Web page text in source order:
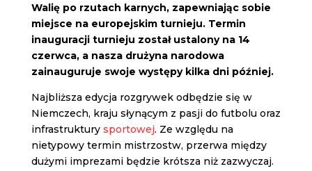
Walię po rzutach karnych, zapewniając sobie
miejsce na europejskim turnieju. Termin
inauguracji turnieju został ustalony na 14
czerwca, a nasza drużyna narodowa
zainauguruje swoje występy kilka dni później.
Najbliższa edycja rozgrywek odbędzie się w
Niemczech, kraju słynącym z pasji do futbolu oraz
infrastruktury sportowej. Ze względu na
nietypowy termin mistrzostw, przerwa między
dużymi imprezami będzie krótsza niż zazwyczaj.